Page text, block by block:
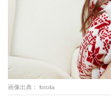
画像出典： fotolia